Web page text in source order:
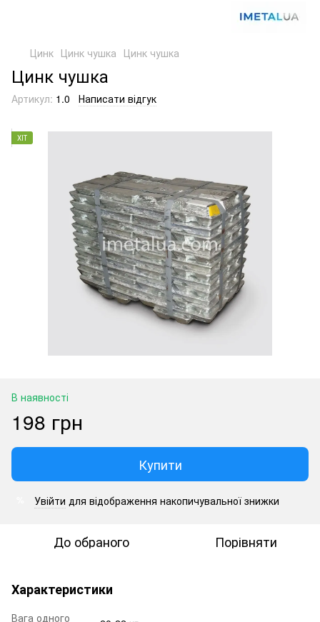
Цинк Цинк чушка Цинк чушка
Цинк чушка
Артикул: 1.0 Написати відгук
ХІТ
В наявності
198 грн
Купити
Увійти для відображення накопичувальної знижки
До обраного Порівняти
Характеристики
Вага одного